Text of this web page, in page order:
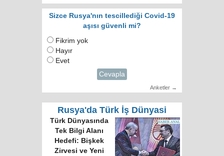
Sizce Rusya'nın tescillediği Covid-19
aşısı güvenli mi?
Fikrim yok
Hayır
Evet
Cevapla
Anketler →
Rusya'da Türk İş Dünyasi
Türk Dünyasında
Tek Bilgi Alanı
Hedefi: Bişkek
Zirvesi ve Yeni